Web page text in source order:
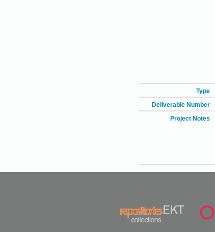
Type
Deliverable Number
Project Notes